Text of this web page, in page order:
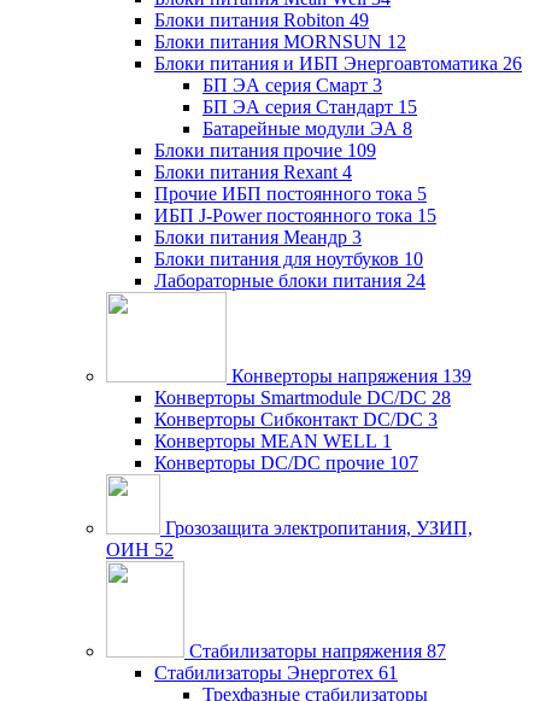
Блоки питания Robiton 49
Блоки питания MORNSUN 12
Блоки питания и ИБП Энергоавтоматика 26
БП ЭА серия Смарт 3
БП ЭА серия Стандарт 15
Батарейные модули ЭА 8
Блоки питания прочие 109
Блоки питания Rexant 4
Прочие ИБП постоянного тока 5
ИБП J-Power постоянного тока 15
Блоки питания Меандр 3
Блоки питания для ноутбуков 10
Лабораторные блоки питания 24
Конверторы напряжения 139
Конверторы Smartmodule DC/DC 28
Конверторы Сибконтакт DC/DC 3
Конверторы MEAN WELL 1
Конверторы DC/DC прочие 107
Грозозащита электропитания, УЗИП,
ОИН 52
Стабилизаторы напряжения 87
Стабилизаторы Энерготех 61
Трехфазные стабилизаторы